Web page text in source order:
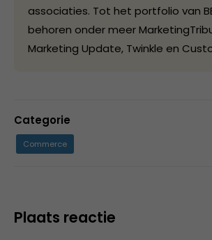
associaties. Tot het portfolio van
behoren onder meer
Marketing Update, Twinkle en
Categorie
Commerce
Plaats reactie